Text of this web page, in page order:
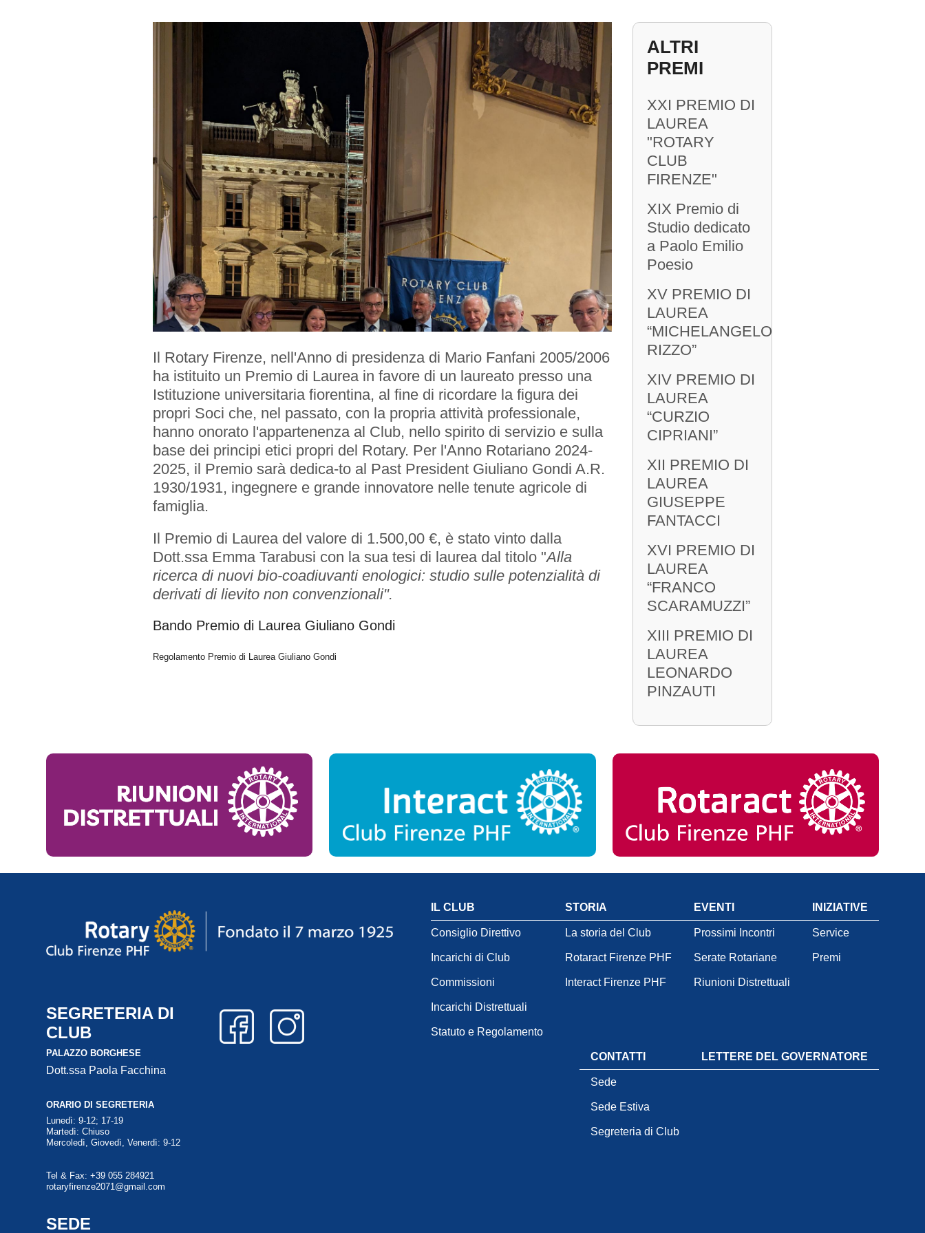
Sede
Segreteria Di Club
LETTERE DEL
GOVERNATORE
Il Rotary Firenze, nell'Anno di presidenza di Mario Fanfani 2005/2006
ha istituito un Premio di Laurea in favore di un laureato presso una
Istituzione universitaria fiorentina, al fine di ricordare la figura dei
propri Soci che, nel passato, con la propria attività professionale,
hanno onorato l'appartenenza al Club, nello spirito di servizio e sulla
base dei principi etici propri del Rotary. Per l'Anno Rotariano 2024-
2025, il Premio sarà dedica-to al Past President Giuliano Gondi A.R.
1930/1931, ingegnere e grande innovatore nelle tenute agricole di
famiglia.
Il Premio di Laurea del valore di 1.500,00 €, è stato vinto dalla
Dott.ssa Emma Tarabusi con la sua tesi di laurea dal titolo "Alla
ricerca di nuovi bio-coadiuvanti enologici: studio sulle potenzialità di
derivati di lievito non convenzionali".
Bando Premio di Laurea Giuliano Gondi
Regolamento Premio di Laurea Giuliano Gondi
ALTRI
PREMI
XXI PREMIO DI
LAUREA
"ROTARY
CLUB
FIRENZE"
XIX Premio di
Studio dedicato
a Paolo Emilio
Poesio
XV PREMIO DI
LAUREA
“MICHELANGELO
RIZZO”
XIV PREMIO DI
LAUREA
“CURZIO
CIPRIANI”
XII PREMIO DI
LAUREA
GIUSEPPE
FANTACCI
XVI PREMIO DI
LAUREA
“FRANCO
SCARAMUZZI”
XIII PREMIO DI
LAUREA
LEONARDO
PINZAUTI
SEGRETERIA DI
CLUB
PALAZZO BORGHESE
Dott.ssa Paola Facchina
ORARIO DI SEGRETERIA
Lunedì: 9-12; 17-19
Martedì: Chiuso
Mercoledì, Giovedì, Venerdì: 9-12
Tel & Fax: +39 055 284921
rotaryfirenze2071@gmail.com
SEDE
IL CLUB
Consiglio Direttivo
Incarichi di Club
Commissioni
Incarichi Distrettuali
Statuto e Regolamento
STORIA
La storia del Club
Rotaract Firenze PHF
Interact Firenze PHF
EVENTI
Prossimi Incontri
Serate Rotariane
Riunioni Distrettuali
INIZIATIVE
Service
Premi
CONTATTI
Sede
Sede Estiva
Segreteria di Club
LETTERE DEL GOVERNATORE